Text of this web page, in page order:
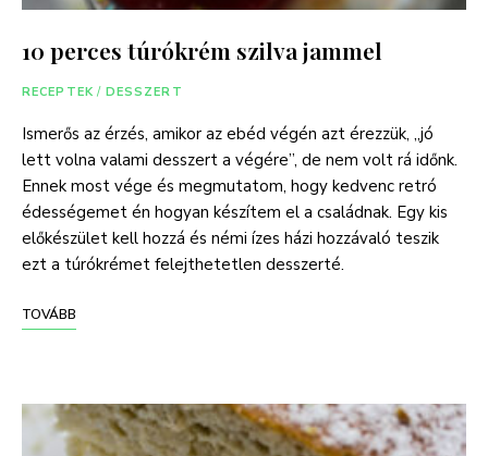
10 perces túrókrém szilva jammel
RECEPTEK / DESSZERT
Ismerős az érzés, amikor az ebéd végén azt érezzük, „jó
lett volna valami desszert a végére”, de nem volt rá időnk.
Ennek most vége és megmutatom, hogy kedvenc retró
édességemet én hogyan készítem el a családnak. Egy kis
előkészület kell hozzá és némi ízes házi hozzávaló teszik
ezt a túrókrémet felejthetetlen desszerté.
TOVÁBB